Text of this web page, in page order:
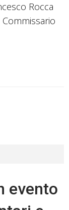
Rocca
evento